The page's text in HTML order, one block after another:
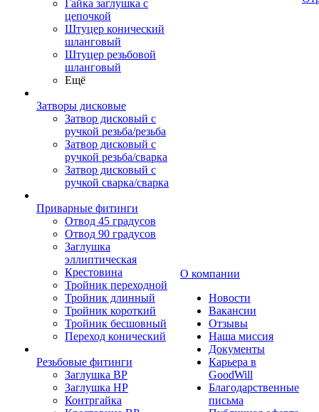
Гайка заглушка с
цепочкой
Штуцер конический
шланговый
Штуцер резьбовой
шланговый
Ещё
Затворы дисковые
Затвор дисковый с
ручкой резьба/резьба
Затвор дисковый с
ручкой резьба/сварка
Затвор дисковый с
ручкой сварка/сварка
Приварные фитинги
Отвод 45 градусов
Отвод 90 градусов
Заглушка
эллиптическая
Крестовина
Тройник переходной
Тройник длинный
Тройник короткий
Тройник бесшовный
Переход конический
Резьбовые фитинги
Заглушка ВР
Заглушка НР
Контргайка
О компании
Новости
Вакансии
Отзывы
Наша миссия
Документы
Карьера в
GoodWill
Благодарственные
письма